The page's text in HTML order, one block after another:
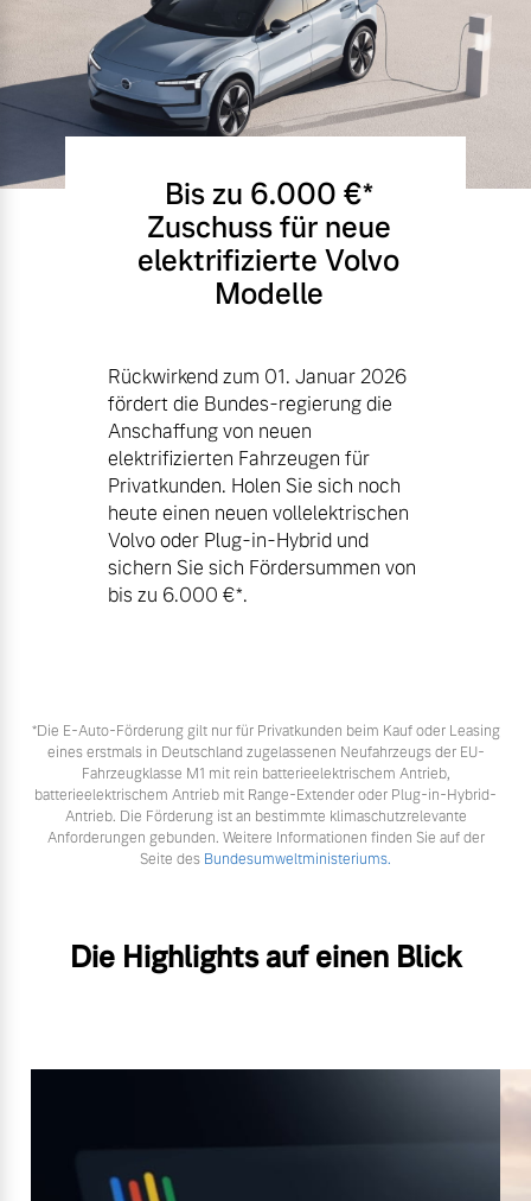
Bis zu 6.000 €⁠*
Zuschuss für neue
elektrifizierte Volvo
Modelle
Rückwirkend zum 01. Januar 2026
fördert die Bundes-regierung die
Anschaffung von neuen
elektrifizierten Fahrzeugen für
Privatkunden. Holen Sie sich noch
heute einen neuen vollelektrischen
Volvo oder Plug-in-Hybrid und
sichern Sie sich Fördersummen von
bis zu 6.000 €⁠*.
*Die E‑Auto-Förderung gilt nur für Privatkunden beim Kauf oder Leasing
eines erstmals in Deutschland zugelassenen Neufahrzeugs der EU-
Fahrzeugklasse M1 mit rein batterieelektrischem Antrieb,
batterieelektrischem Antrieb mit Range-Extender oder Plug-in-Hybrid-
Antrieb. Die Förderung ist an bestimmte klimaschutzrelevante
Anforderungen gebunden. Weitere Informationen finden Sie auf der
Seite des Bundesumweltministeriums.
Die Highlights auf einen Blick